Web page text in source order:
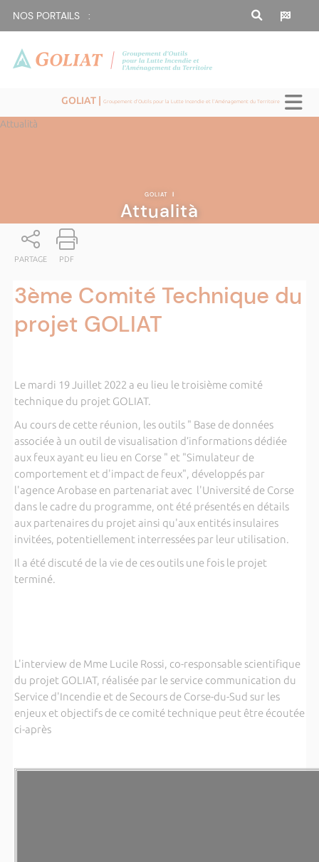
NOS PORTAILS :
GOLIAT |Groupement d'Outils pour la Lutte Incendie et l'Aménagement du Territoire
Attualità
GOLIAT |
Attualità
PARTAGE PDF
3ème Comité Technique du
projet GOLIAT
Le mardi 19 Juillet 2022 a eu lieu le troisième comité
technique du projet GOLIAT.
Au cours de cette réunion, les outils " Base de données
associée à un outil de visualisation d’informations dédiée
aux feux ayant eu lieu en Corse " et "Simulateur de
comportement et d'impact de feux", développés par
l'agence Arobase en partenariat avec l'Université de Corse
dans le cadre du programme, ont été présentés en détails
aux partenaires du projet ainsi qu'aux entités insulaires
invitées, potentiellement interressées par leur utilisation.
Il a été discuté de la vie de ces outils une fois le projet
terminé.
L'interview de Mme Lucile Rossi, co-responsable scientifique
du projet GOLIAT, réalisée par le service communication du
Service d'Incendie et de Secours de Corse-du-Sud sur les
enjeux et objectifs de ce comité technique peut être écoutée
ci-après